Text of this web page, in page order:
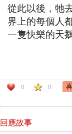
從此以後，牠
界上的每個人
一隻快樂的天
0 0
回應故事